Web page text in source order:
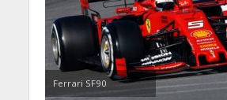
Ferrari SF90